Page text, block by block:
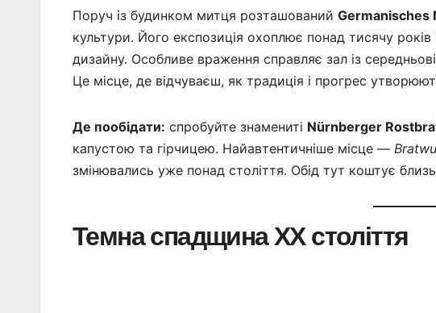
Поруч із будинком митця розташований Germanisches
культури. Його експозиція охоплює понад тисячу років
дизайну. Особливе враження справляє зал із
Це місце, де відчуваєш, як традиція і прогрес
Де пообідати: спробуйте знамениті Nürnberger
капустою та гірчицею. Найавтентичніше місце —
змінювались уже понад століття. Обід тут коштує
Темна спадщина ХХ століття